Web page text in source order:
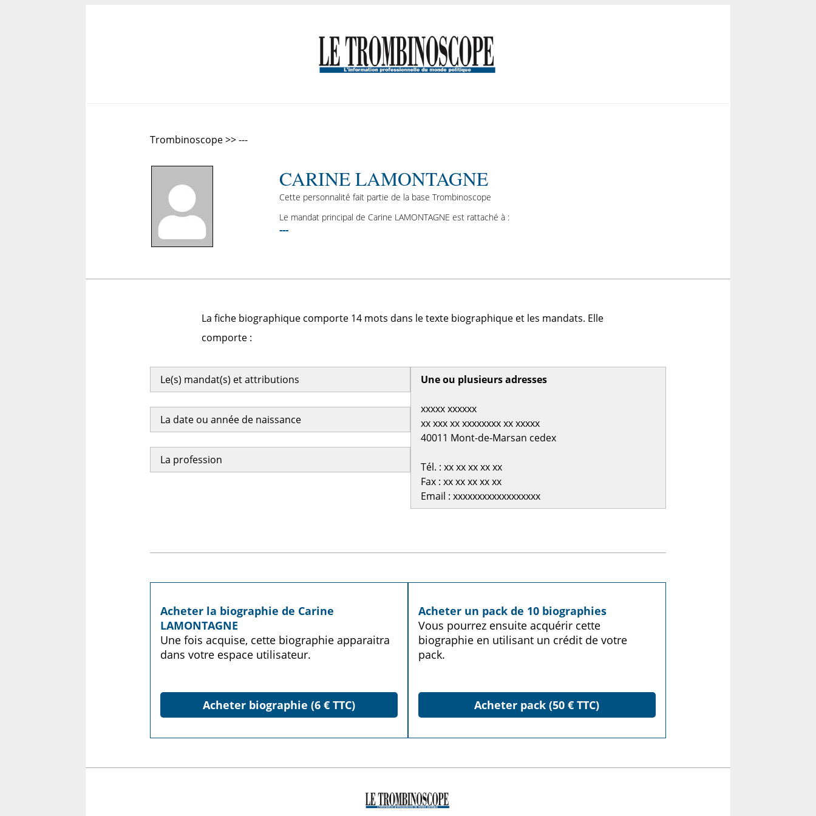
Trombinoscope >> ---
CARINE LAMONTAGNE
Cette personnalité fait partie de la base Trombinoscope
Le mandat principal de Carine LAMONTAGNE est rattaché à :
---
La fiche biographique comporte 14 mots dans le texte biographique et les mandats. Elle
comporte :
Le(s) mandat(s) et attributions
La date ou année de naissance
La profession
Une ou plusieurs adresses
xxxxx xxxxxx
xx xxx xx xxxxxxxx xx xxxxx
40011 Mont-de-Marsan cedex
Tél. : xx xx xx xx xx
Fax : xx xx xx xx xx
Email : xxxxxxxxxxxxxxxxxx
Acheter la biographie de Carine
LAMONTAGNE
Une fois acquise, cette biographie apparaitra
dans votre espace utilisateur.
Acheter biographie (6 € TTC)
Acheter un pack de 10 biographies
Vous pourrez ensuite acquérir cette
biographie en utilisant un crédit de votre
pack.
Acheter pack (50 € TTC)